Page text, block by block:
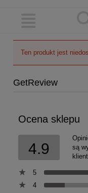
Ten produkt jest
GetReview
Ocena sklepu
4.9
są
5
4